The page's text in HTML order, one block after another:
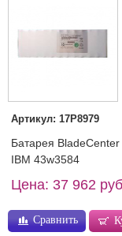
Артикул: 17P8979
Батарея
IBM 43w3584
Цена: 37 962
Сравнить